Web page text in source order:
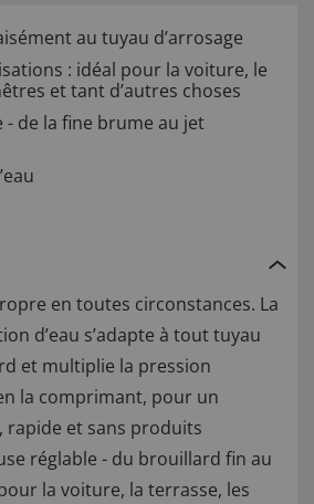
au tuyau d’arrosage
: idéal pour la voiture, le
et tant d’autres choses
- de la fine brume au jet
en toutes circonstances. La
d’eau s’adapte à tout tuyau
et multiplie la pression
la comprimant, pour un
rapide et sans produits
réglable - du brouillard fin au
la voiture, la terrasse, les